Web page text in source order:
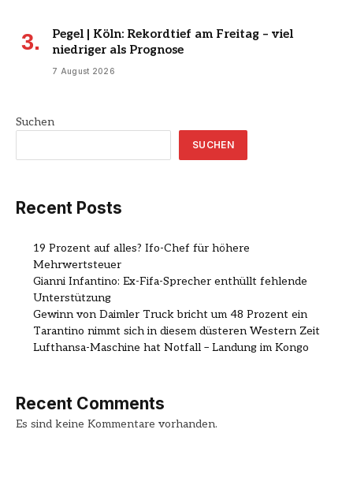
Pegel | Köln: Rekordtief am Freitag – viel
niedriger als Prognose
7 August 2026
Suchen
SUCHEN
Recent Posts
19 Prozent auf alles? Ifo-Chef für höhere
Mehrwertsteuer
Gianni Infantino: Ex-Fifa-Sprecher enthüllt fehlende
Unterstützung
Gewinn von Daimler Truck bricht um 48 Prozent ein
Tarantino nimmt sich in diesem düsteren Western Zeit
Lufthansa-Maschine hat Notfall – Landung im Kongo
Recent Comments
Es sind keine Kommentare vorhanden.